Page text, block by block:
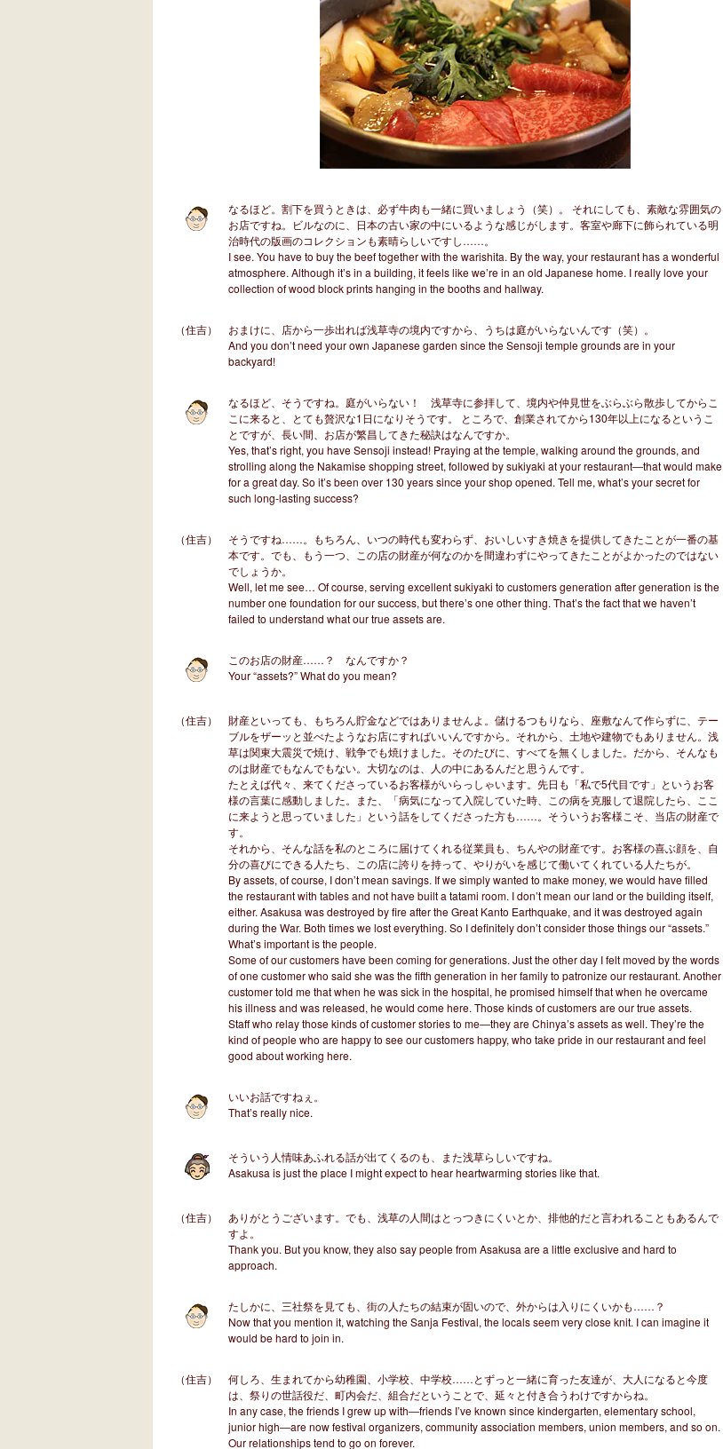
なるほど。割下を買うときは、必ず牛肉も一緒に買いましょう（笑）。 それにしても、素敵な雰囲気の
お店ですね。ビルなのに、日本の古い家の中にいるような感じがします。客室や廊下に飾られている明
治時代の版画のコレクションも素晴らしいですし……。
I see. You have to buy the beef together with the warishita. By the way, your restaurant has a wonderful
atmosphere. Although it’s in a building, it feels like we’re in an old Japanese home. I really love your
collection of wood block prints hanging in the booths and hallway.
（住吉）
おまけに、店から一歩出れば浅草寺の境内ですから、うちは庭がいらないんです（笑）。
And you don’t need your own Japanese garden since the Sensoji temple grounds are in your
backyard!
なるほど、そうですね。庭がいらない！ 浅草寺に参拝して、境内や仲見世をぶらぶら散歩してからこ
こに来ると、とても贅沢な1日になりそうです。 ところで、創業されてから130年以上になるというこ
とですが、長い間、お店が繁昌してきた秘訣はなんですか。
Yes, that’s right, you have Sensoji instead! Praying at the temple, walking around the grounds, and
strolling along the Nakamise shopping street, followed by sukiyaki at your restaurant―that would make
for a great day. So it’s been over 130 years since your shop opened. Tell me, what’s your secret for
such long-lasting success?
（住吉）
そうですね……。もちろん、いつの時代も変わらず、おいしいすき焼きを提供してきたことが一番の基
本です。でも、もう一つ、この店の財産が何なのかを間違わずにやってきたことがよかったのではない
でしょうか。
Well, let me see… Of course, serving excellent sukiyaki to customers generation after generation is the
number one foundation for our success, but there’s one other thing. That’s the fact that we haven’t
failed to understand what our true assets are.
このお店の財産……？ なんですか？
Your “assets?” What do you mean?
（住吉）
財産といっても、もちろん貯金などではありませんよ。儲けるつもりなら、座敷なんて作らずに、テー
ブルをザーッと並べたようなお店にすればいいんですから。それから、土地や建物でもありません。浅
草は関東大震災で焼け、戦争でも焼けました。そのたびに、すべてを無くしました。だから、そんなも
のは財産でもなんでもない。大切なのは、人の中にあるんだと思うんです。
たとえば代々、来てくださっているお客様がいらっしゃいます。先日も「私で5代目です」というお客
様の言葉に感動しました。また、「病気になって入院していた時、この病を克服して退院したら、ここ
に来ようと思っていました」という話をしてくださった方も……。そういうお客様こそ、当店の財産で
す。
それから、そんな話を私のところに届けてくれる従業員も、ちんやの財産です。お客様の喜ぶ顔を、自
分の喜びにできる人たち、この店に誇りを持って、やりがいを感じて働いてくれている人たちが。
By assets, of course, I don’t mean savings. If we simply wanted to make money, we would have filled
the restaurant with tables and not have built a tatami room. I don’t mean our land or the building itself,
either. Asakusa was destroyed by fire after the Great Kanto Earthquake, and it was destroyed again
during the War. Both times we lost everything. So I definitely don’t consider those things our “assets.”
What’s important is the people.
Some of our customers have been coming for generations. Just the other day I felt moved by the words
of one customer who said she was the fifth generation in her family to patronize our restaurant. Another
customer told me that when he was sick in the hospital, he promised himself that when he overcame
his illness and was released, he would come here. Those kinds of customers are our true assets.
Staff who relay those kinds of customer stories to me―they are Chinya’s assets as well. They’re the
kind of people who are happy to see our customers happy, who take pride in our restaurant and feel
good about working here.
いいお話ですねぇ。
That’s really nice.
そういう人情味あふれる話が出てくるのも、また浅草らしいですね。
Asakusa is just the place I might expect to hear heartwarming stories like that.
（住吉）
ありがとうございます。でも、浅草の人間はとっつきにくいとか、排他的だと言われることもあるんで
すよ。
Thank you. But you know, they also say people from Asakusa are a little exclusive and hard to
approach.
たしかに、三社祭を見ても、街の人たちの結束が固いので、外からは入りにくいかも……？
Now that you mention it, watching the Sanja Festival, the locals seem very close knit. I can imagine it
would be hard to join in.
（住吉）
何しろ、生まれてから幼稚園、小学校、中学校……とずっと一緒に育った友達が、大人になると今度
は、祭りの世話役だ、町内会だ、組合だということで、延々と付き合うわけですからね。
In any case, the friends I grew up with―friends I’ve known since kindergarten, elementary school,
junior high―are now festival organizers, community association members, union members, and so on.
Our relationships tend to go on forever.